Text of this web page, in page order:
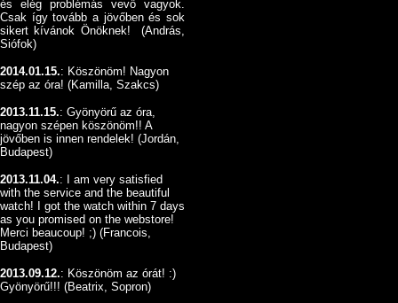
és elég problémás vevő vagyok.
Csak így tovább a jövőben és sok
sikert kívánok Önöknek! (András,
Siófok)
2014.01.15.: Köszönöm! Nagyon
szép az óra! (Kamilla, Szakcs)
2013.11.15.: Gyönyörű az óra,
nagyon szépen köszönöm!! A
jövőben is innen rendelek! (Jordán,
Budapest)
2013.11.04.: I am very satisfied
with the service and the beautiful
watch! I got the watch within 7 days
as you promised on the webstore!
Merci beaucoup! ;) (Francois,
Budapest)
2013.09.12.: Köszönöm az órát! :)
Gyönyörű!!! (Beatrix, Sopron)